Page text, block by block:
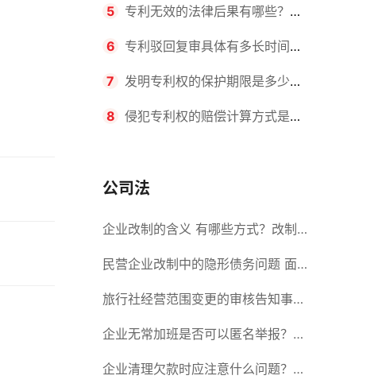
许可合同有什么区别？
利强制许可的前提条件是什么？
5 专利无效的法律后果有哪些？专
利的无效情形有哪些？
6 专利驳回复审具体有多长时间？
哪些情况下专利申请可能被驳回？
7 发明专利权的保护期限是多少
年？非专利发明人是否有专利申请
8 侵犯专利权的赔偿计算方式是什
间？
公司法
企业改制的含义 有哪些方式？改制
后国企员工属于什么性质？
民营企业改制中的隐形债务问题 面
对隐形债务问题应该如何解决？
旅行社经营范围变更的审核告知事项
旅游业的发展现状和趋势
企业无常加班是否可以匿名举报？强
制加班公司没有加班费怎么办？
企业清理欠款时应注意什么问题？企